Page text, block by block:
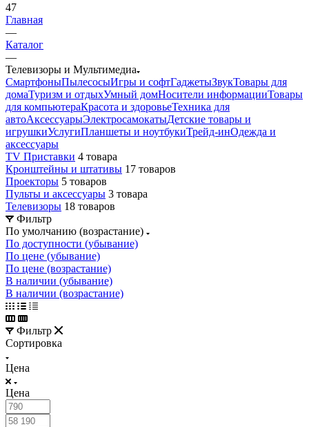
47
Главная
—
Каталог
—
Телевизоры и Мультимедиа
СмартфоныПылесосыИгры и софтГаджетыЗвукТовары для
домаТуризм и отдыхУмный домНосители информацииТовары
для компьютераКрасота и здоровьеТехника для
автоАксессуарыЭлектросамокатыДетские товары и
игрушкиУслугиПланшеты и ноутбукиТрейд-инОдежда и
аксессуары
TV Приставки 4 товара
Кронштейны и штативы 17 товаров
Проекторы 5 товаров
Пульты и аксессуары 3 товара
Телевизоры 18 товаров
Фильтр
По умолчанию (возрастание)
По доступности (убывание)
По цене (убывание)
По цене (возрастание)
В наличии (убывание)
В наличии (возрастание)
Фильтр
Сортировка
Цена
Цена